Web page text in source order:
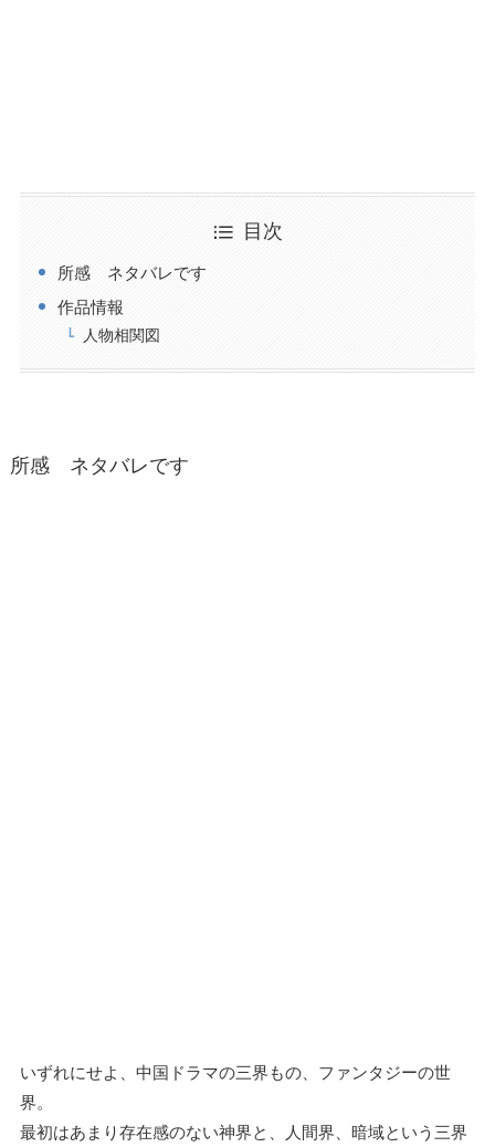
目次
所感 ネタバレです
作品情報
人物相関図
所感 ネタバレです
いずれにせよ、中国ドラマの三界もの、ファンタジーの世
界。
最初はあまり存在感のない神界と、人間界、暗域という三界